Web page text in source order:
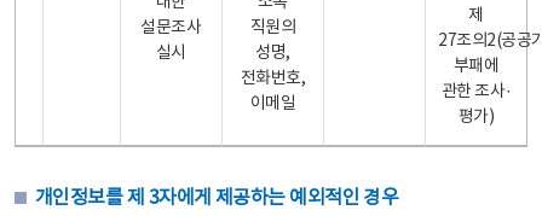
설문조사
실시
직원의
성명,
전화번호,
이메일
제
27조의2(공공
부패에
관한 조사·
평가)
개인정보를 제 3자에게 제공하는 예외적인 경우